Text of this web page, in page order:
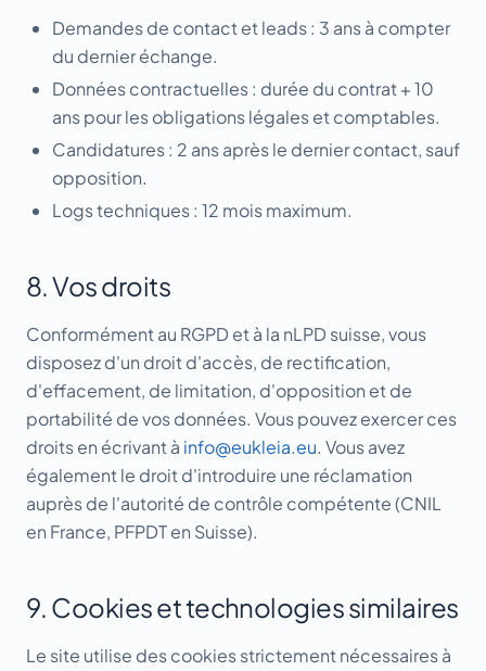
Demandes de contact et leads : 3 ans à compter
du dernier échange.
Données contractuelles : durée du contrat + 10
ans pour les obligations légales et comptables.
Candidatures : 2 ans après le dernier contact, sauf
opposition.
Logs techniques : 12 mois maximum.
8. Vos droits
Conformément au RGPD et à la nLPD suisse, vous
disposez d'un droit d'accès, de rectification,
d'effacement, de limitation, d'opposition et de
portabilité de vos données. Vous pouvez exercer ces
droits en écrivant à info@eukleia.eu. Vous avez
également le droit d'introduire une réclamation
auprès de l'autorité de contrôle compétente (CNIL
en France, PFPDT en Suisse).
9. Cookies et technologies similaires
Le site utilise des cookies strictement nécessaires à